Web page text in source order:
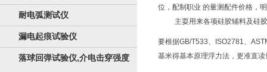
耐电弧测试仪
漏电起痕试验仪
落球回弹试验仪,介电击穿强度
位，配制职业 的量测配件价格，
主耍用来各项硅胶辅料及硅
要根据GB/T533、ISO2781、
基米得基本原理浮力法，更准直